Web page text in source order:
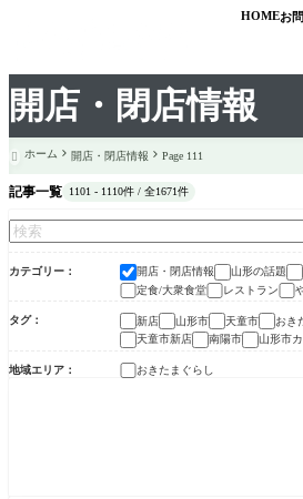
開店・閉店情報
HOMEお
 ホーム 開店・閉店情報 Page 111
記事一覧 1101 - 1110件 / 全1671件
カテゴリー 開店・閉店情報 山形の話題
定食/大衆食堂
レストラン
タグ 新店 山形市 天童市 おき
天童市新店
南陽市 山形市
地域エリア おきたまぐらし